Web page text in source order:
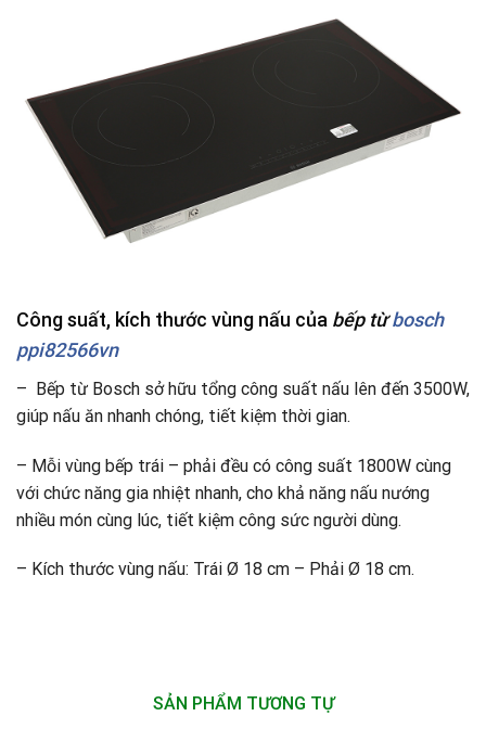
Công suất, kích thước vùng nấu của bếp từbosch
ppi82566vn
– Bếp từ Bosch sở hữu tổng công suất nấu lên đến 3500W,
giúp nấu ăn nhanh chóng, tiết kiệm thời gian.
– Mỗi vùng bếp trái – phải đều có công suất 1800W cùng
với chức năng gia nhiệt nhanh, cho khả năng nấu nướng
nhiều món cùng lúc, tiết kiệm công sức người dùng.
– Kích thước vùng nấu: Trái Ø 18 cm – Phải Ø 18 cm.
SẢN PHẨM TƯƠNG TỰ